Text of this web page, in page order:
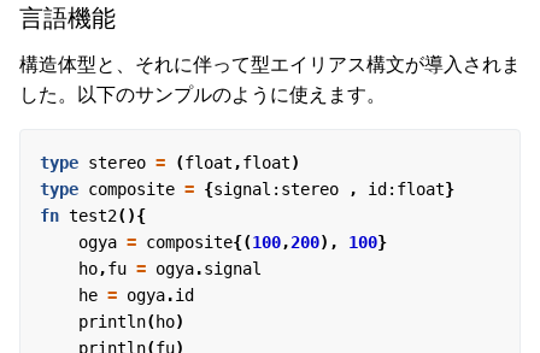
言語機能
構造体型と、それに伴って型エイリアス構文が導入されま
した。以下のサンプルのように使えます。
type stereo = (float ,float)
type composite = {signal : stereo , id : float}
fn test2(){
ogya = composite{(100,200), 100}
ho,fu = ogya.signal
he = ogya.id
println(ho)
println(fu)